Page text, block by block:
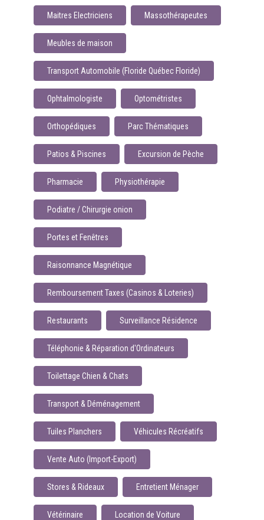
Maitres Electriciens Massothérapeutes
Meubles de maison
Transport Automobile (Floride Québec Floride)
Ophtalmologiste Optométristes
Orthopédiques Parc Thématiques
Patios & Piscines Excursion de Pèche
Pharmacie Physiothérapie
Podiatre / Chirurgie onion
Portes et Fenêtres
Raisonnance Magnétique
Remboursement Taxes (Casinos & Loteries)
Restaurants Surveillance Résidence
Téléphonie & Réparation d'Ordinateurs
Toilettage Chien & Chats
Transport & Déménagement
Tuiles Planchers Véhicules Récréatifs
Vente Auto (Import-Export)
Stores & Rideaux Entretient Ménager
Vétérinaire Location de Voiture